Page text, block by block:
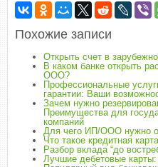
Похожие записи
Открыть счет в
В каком банке открыть
ООО?
Профессиональные
гарантии: Ваши
Зачем нужно
Преимущества для
компаний
Для чего ИП/ООО нужно
Что такое кредитная
Разбор вклада “до
Лучшие дебетовые карты: